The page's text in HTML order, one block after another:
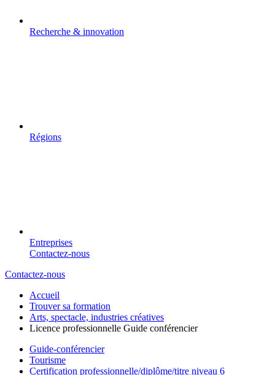
Recherche & innovation
Régions
Entreprises
Contactez-nous
Contactez-nous
Accueil
Trouver sa formation
Arts, spectacle, industries créatives
Licence professionnelle Guide conférencier
Guide-conférencier
Tourisme
Certification professionnelle/diplôme/titre niveau 6